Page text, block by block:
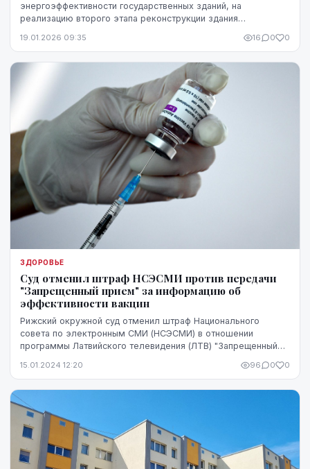
энергоэффективности государственных зданий, на
реализацию второго этапа реконструкции здания
выделить 14,059 ми...
19.01.2026 09:35 16 0 0
ЗДОРОВЬЕ
Суд отменил штраф НСЭСМИ против передачи
"Запрещенный прием" за информацию об
эффективности вакцин
Рижский окружной суд отменил штраф Национального
совета по электронным СМИ (НСЭСМИ) в отношении
программы Латвийского телевидения (ЛТВ) "Запрещенный
15.01.2024 12:20 96 0 0